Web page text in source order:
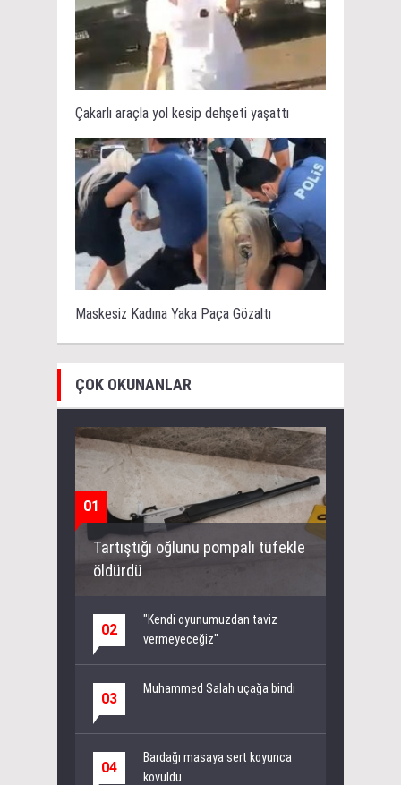
Çakarlı araçla yol kesip dehşeti yaşattı
Maskesiz Kadına Yaka Paça Gözaltı
ÇOK OKUNANLAR
01
Tartıştığı oğlunu pompalı tüfekle
öldürdü
02
"Kendi oyunumuzdan taviz
vermeyeceğiz"
03
Muhammed Salah uçağa bindi
04
Bardağı masaya sert koyunca
kovuldu